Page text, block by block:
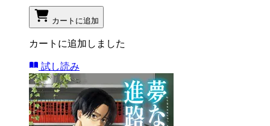
カートに追加
カートに追加しました
試し読み